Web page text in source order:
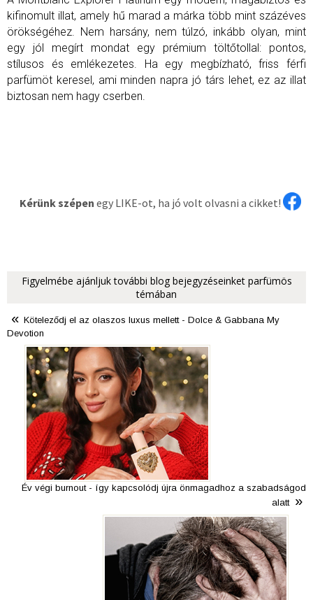
kifinomult illat, amely hű marad a márka több mint százéves
örökségéhez. Nem harsány, nem túlzó, inkább olyan, mint
egy jól megírt mondat egy prémium töltőtollal: pontos,
stílusos és emlékezetes. Ha egy megbízható, friss férfi
parfümöt keresel, ami minden napra jó társ lehet, ez az illat
biztosan nem hagy cserben.
Kérünk szépen egy LIKE-ot, ha jó volt olvasni a cikket!
Figyelmébe ajánljuk további blog bejegyzéseinket parfümös
témában
« Köteleződj el az olaszos luxus mellett - Dolce & Gabbana My
Devotion
Év végi burnout - így kapcsolódj újra önmagadhoz a szabadságod
alatt »